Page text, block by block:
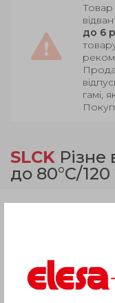
Товар
до 6
гамі,
SLCK Різне
до 80°C/120
Опис